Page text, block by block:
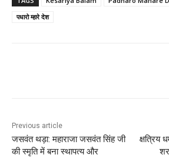
पधारो म्हारे देश
Previous article
जसवंत थड़ा: महाराजा जसवंत सिंह जी
की स्मृति में बना स्थापत्य और
क्षत्रिय